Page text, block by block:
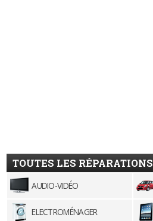
TOUTES LES RÉPARATIONS
AUDIO-VIDÉO
ELECTROMÉNAGER